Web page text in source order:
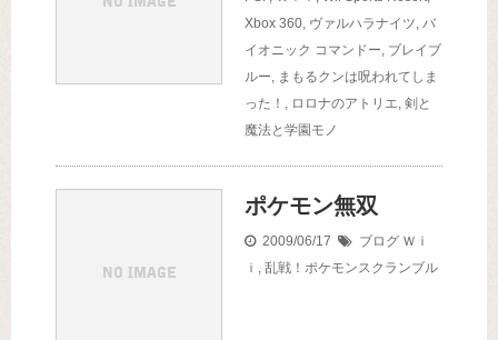
Xbox 360, ヴァルハラナイツ, バ
イオニック コマンドー, ブレイブ
ルー, まもるクンは呪われてしま
った！ , ロロナのアトリエ, 剣と
魔法と学園モノ
ポケモン無双
2009/06/17 ブログ Ｗｉ
ｉ , 乱戦！ポケモンスクランブル